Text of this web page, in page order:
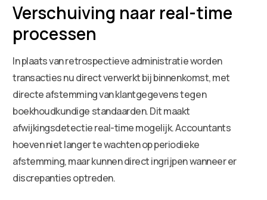
Verschuiving naar real-time
processen
In plaats van retrospectieve administratie worden
transacties nu direct verwerkt bij binnenkomst, met
directe afstemming van klantgegevens tegen
boekhoudkundige standaarden. Dit maakt
afwijkingsdetectie real-time mogelijk. Accountants
hoeven niet langer te wachten op periodieke
afstemming, maar kunnen direct ingrijpen wanneer er
discrepanties optreden.